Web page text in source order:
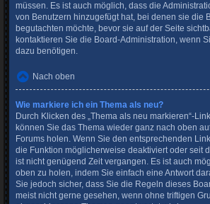
müssen. Es ist auch möglich, dass die
von Benutzern hinzugefügt hat, bei denen sie die
begutachten möchte, bevor sie auf der Seite
kontaktieren Sie die Board-Administration, wenn
dazu benötigen.
Nach oben
Wie markiere ich ein Thema als neu?
Durch Klicken des „Thema als neu markieren“-
können Sie das Thema wieder ganz nach oben
Forums holen. Wenn Sie den entsprechenden
die Funktion möglicherweise deaktiviert oder seit
ist nicht genügend Zeit vergangen. Es ist auch
oben zu holen, indem Sie einfach eine Antwort
Sie jedoch sicher, dass Sie die Regeln dieses
meist nicht gerne gesehen, wenn ohne triftigen